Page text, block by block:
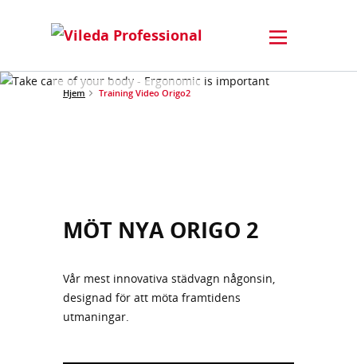
Hjem Training Video Origo2
MÖT NYA ORIGO 2
Vår mest innovativa städvagn någonsin,
designad för att möta framtidens
utmaningar.